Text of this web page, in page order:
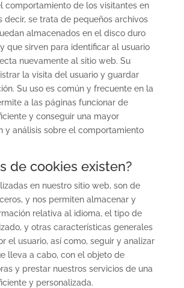
comportamiento de los visitantes en
decir, se trata de pequeños archivos
almacenados en el disco duro
que sirven para identificar al usuario
nuevamente al sitio web. Su
la visita del usuario y guardar
Su uso es común y frecuente en la
a las páginas funcionar de
y conseguir una mayor
y análisis sobre el comportamiento
de cookies existen?
en nuestro sitio web, son de
y nos permiten almacenar y
relativa al idioma, el tipo de
y otras características generales
el usuario, así como, seguir y analizar
lleva a cabo, con el objeto de
y prestar nuestros servicios de una
y personalizada.